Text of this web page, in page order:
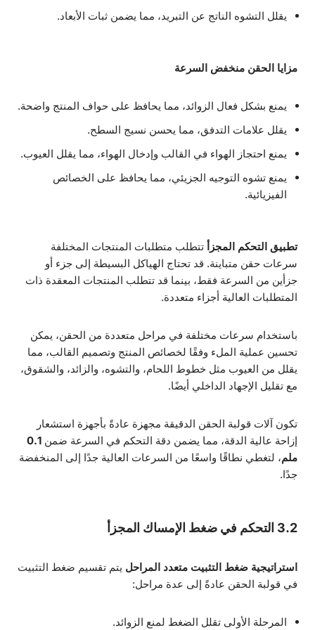
يقلل التشوه الناتج عن التبريد، مما يضمن ثبات الأبعاد.
مزايا الحقن منخفض السرعة
يمنع بشكل فعال الزوائد، مما يحافظ على حواف المنتج واضحة.
يقلل علامات التدفق، مما يحسن نسيج السطح.
يمنع احتجاز الهواء في القالب وإدخال الهواء، مما يقلل العيوب.
يمنع تشوه التوجيه الجزيئي، مما يحافظ على الخصائص
الفيزيائية.
تطبيق التحكم المجزأ تتطلب متطلبات المنتجات المختلفة
سرعات حقن متباينة. قد تحتاج الهياكل البسيطة إلى جزء أو
جزأين من السرعة فقط، بينما قد تتطلب المنتجات المعقدة ذات
المتطلبات العالية أجزاء متعددة.
باستخدام سرعات مختلفة في مراحل متعددة من الحقن، يمكن
تحسين عملية الملء وفقًا لخصائص المنتج وتصميم القالب، مما
يقلل من العيوب مثل خطوط اللحام، والتشوه، والزائد، والشقوق،
مع تقليل الإجهاد الداخلي أيضًا.
تكون آلات قولبة الحقن الدقيقة مجهزة عادةً بأجهزة استشعار
إزاحة عالية الدقة، مما يضمن دقة التحكم في السرعة ضمن 0.1
ملم، لتغطي نطاقًا واسعًا من السرعات العالية جدًا إلى المنخفضة
جدًا.
3.2 التحكم في ضغط الإمساك المجزأ
استراتيجية ضغط التثبيت متعدد المراحل يتم تقسيم ضغط التثبيت
في قولبة الحقن عادةً إلى عدة مراحل:
المرحلة الأولى تقلل الضغط لمنع الزوائد.